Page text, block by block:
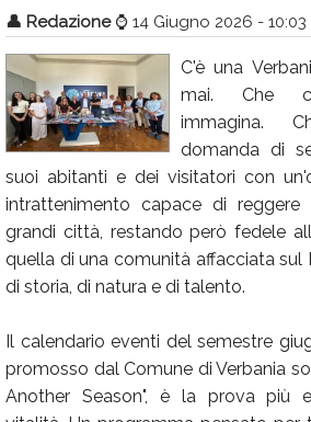
Eventi
Info Utili
Rubriche
Calendario
Annunci
👤 Redazione ⌚ 14 Giugno 2026 - 10:03
C'è una
mai. Che
immagina.
domanda di
suoi abitanti e dei visitatori con
intrattenimento capace di
grandi città, restando però fedele
quella di una comunità affacciata sul
di storia, di natura e di talento.
Il calendario eventi del semestre
promosso dal Comune di Verbania
Another Season", è la prova più